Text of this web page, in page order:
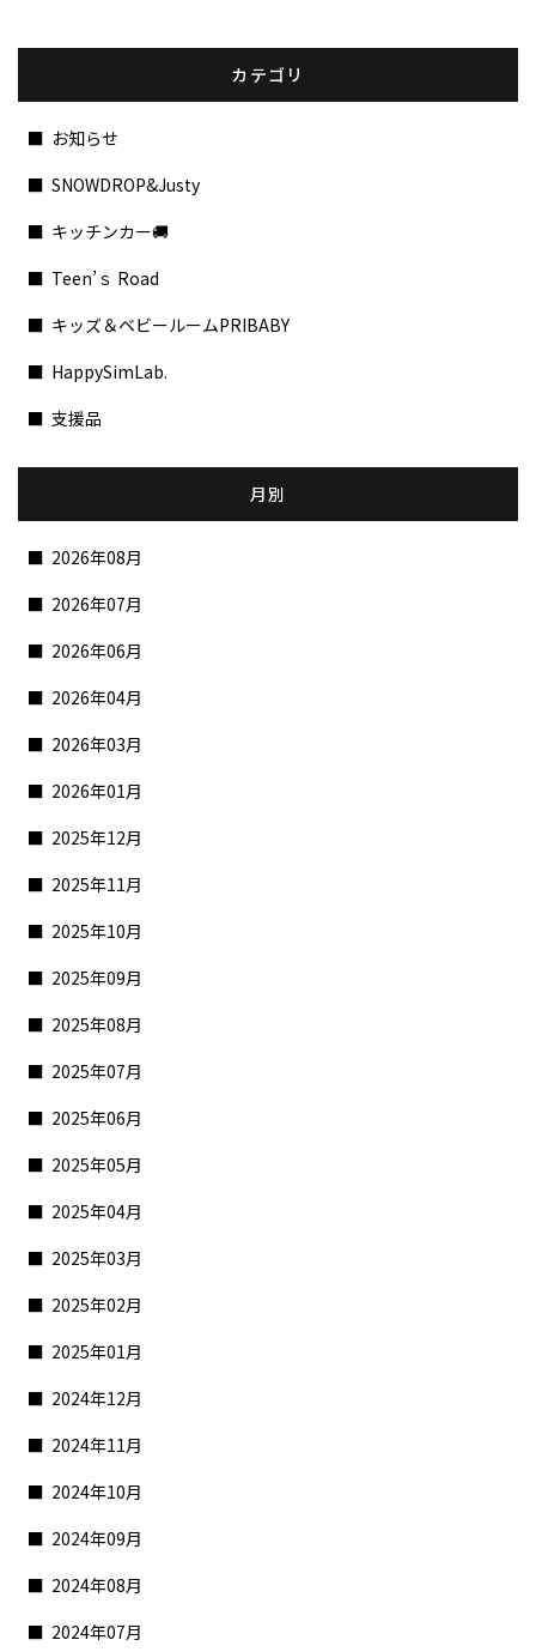
カテゴリ
お知らせ
SNOWDROP&Justy
キッチンカー🚚
Teen’ｓ Road
キッズ＆ベビールームPRIBABY
HappySimLab.
支援品
月別
2026年08月
2026年07月
2026年06月
2026年04月
2026年03月
2026年01月
2025年12月
2025年11月
2025年10月
2025年09月
2025年08月
2025年07月
2025年06月
2025年05月
2025年04月
2025年03月
2025年02月
2025年01月
2024年12月
2024年11月
2024年10月
2024年09月
2024年08月
2024年07月